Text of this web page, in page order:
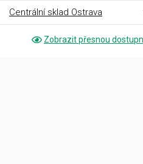
Centrální sklad Ostrava
Zobrazit přesnou